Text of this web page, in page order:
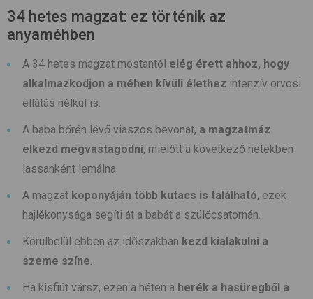
34 hetes magzat: ez történik az
anyaméhben
A 34 hetes magzat mostantól elég érett ahhoz, hogy
alkalmazkodjon a méhen kívüli élethez intenzív orvosi
ellátás nélkül is.
A baba bőrén lévő viaszos bevonat, a magzatmáz
elkezd megvastagodni, mielőtt a következő hetekben
lassanként lemálna.
A magzat koponyáján több kutacs is található, ezek
hajlékonysága segíti át a babát a szülőcsatornán.
Körülbelül ebben az időszakban kezd kialakulni a
szeme színe
Ha kisfiút vársz, ezen a héten a herék a hasüregből a